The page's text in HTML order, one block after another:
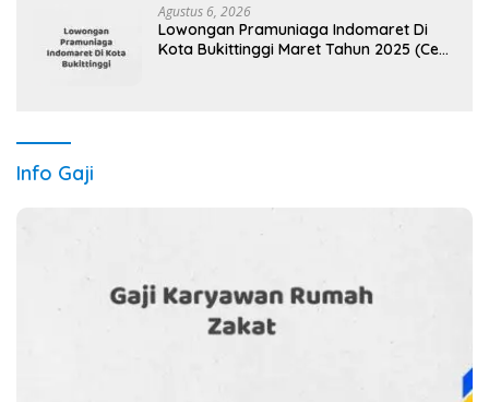
Agustus 6, 2026
Lowongan Pramuniaga Indomaret Di
Kota Bukittinggi Maret Tahun 2025 (Cek
Info Gaji